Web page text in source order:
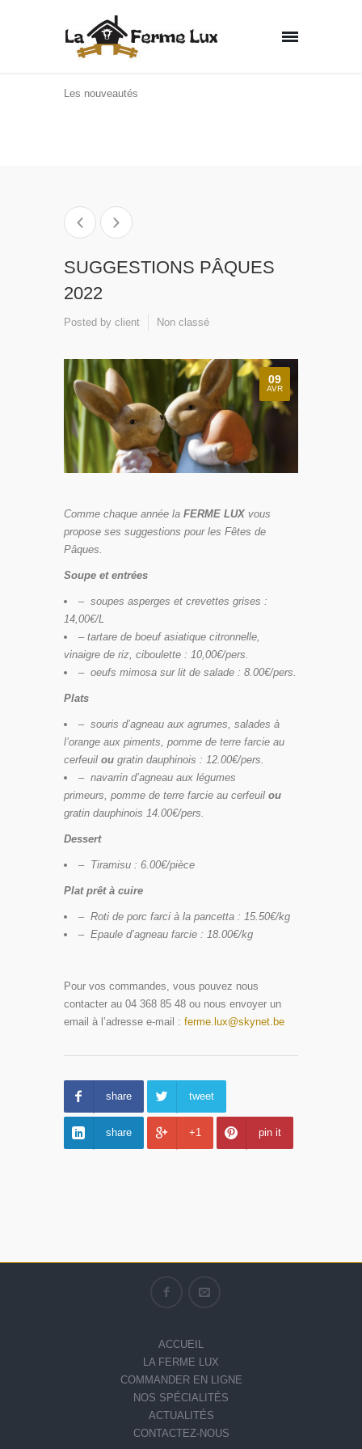
Les nouveautés
SUGGESTIONS PÂQUES
2022
Posted by client Non classé
09
AVR
Comme chaque année la FERME LUX vous
propose ses suggestions pour les Fêtes de
Pâques.
Soupe et entrées
– soupes asperges et crevettes grises :
14,00€/L
– tartare de boeuf asiatique citronnelle,
vinaigre de riz, ciboulette : 10,00€/pers.
– oeufs mimosa sur lit de salade : 8.00€/pers.
Plats
– souris d’agneau aux agrumes, salades à
l’orange aux piments, pomme de terre farcie au
cerfeuil ou gratin dauphinois : 12.00€/pers.
– navarrin d’agneau aux légumes
primeurs, pomme de terre farcie au cerfeuil ou
gratin dauphinois 14.00€/pers.
Dessert
– Tiramisu : 6.00€/pièce
Plat prêt à cuire
– Roti de porc farci à la pancetta : 15.50€/kg
– Epaule d’agneau farcie : 18.00€/kg
Pour vos commandes, vous pouvez nous
contacter au 04 368 85 48 ou nous envoyer un
email à l’adresse e-mail : ferme.lux@skynet.be
share tweet
share +1 pin it
ACCUEIL
LA FERME LUX
COMMANDER EN LIGNE
NOS SPÉCIALITÉS
ACTUALITÉS
CONTACTEZ-NOUS